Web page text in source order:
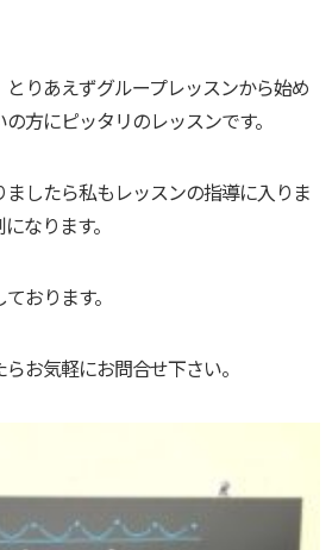
とりあえずグループレッスンから始め
方にピッタリのレッスンです。
したら私もレッスンの指導に入りま
なります。
おります。
お気軽にお問合せ下さい。